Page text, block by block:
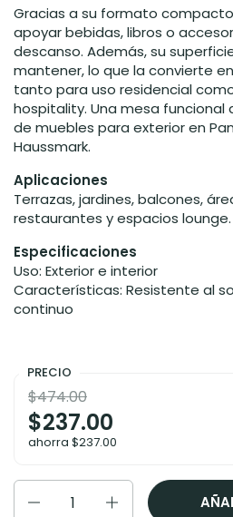
Gracias a su formato
apoyar bebidas, libros o
descanso. Además, su
mantener, lo que la convierte
tanto para uso residencial
hospitality. Una mesa funcional
de muebles para exterior en
Haussmark.
Aplicaciones
Terrazas, jardines, balcones,
restaurantes y espacios lounge.
Especificaciones
Uso: Exterior e interior
Características: Resistente al
continuo
PRECIO
$237.00
$474.00
ahorra $237.00